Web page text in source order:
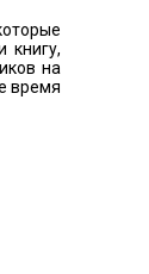
книгу,
на
время